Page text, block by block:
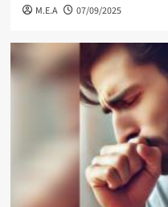
M.E.A 07/09/2025